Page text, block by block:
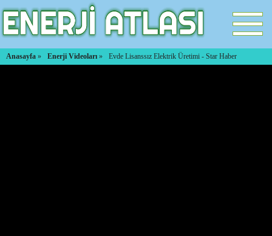
Anasayfa » Enerji Videoları » Evde Lisanssız Elektrik Üretimi - Star Haber